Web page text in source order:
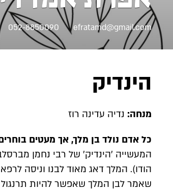
efratamd@gmail.com
052-8850090
הינדיק
מנחה: נדיה עדינה רוז
כל אדם נולד בן מלך, אך מעטים
המעשייה 'הינדיק' של רבי נחמן
הודו). המלך דאג מאוד לבנו וניסה
שאמר לבן המלך שאפשר להיות תרנגול